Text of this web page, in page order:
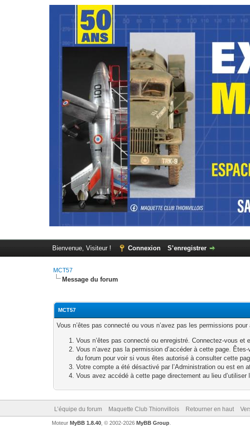
Bienvenue, Visiteur ! Connexion S’enregistrer
MCT57
Message du forum
MCT57
Vous n’êtes pas connecté ou vous n’avez pas les permissions
Vous n’êtes pas connecté ou enregistré. Connectez-vous
Vous n’avez pas la permission d’accéder à cette page.
du forum pour voir si vous êtes autorisé à consulter cette
Votre compte a été désactivé par l’Administration ou est en
Vous avez accédé à cette page directement au lieu
L’équipe du forum Maquette Club Thionvillois Retourner en haut
Moteur MyBB 1.8.40, © 2002-2026 MyBB Group.